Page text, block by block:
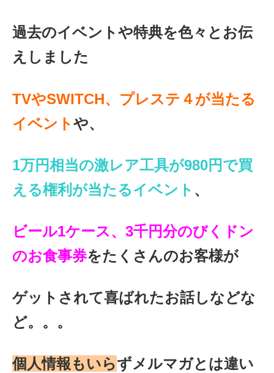
過去のイベントや特典を色々とお伝
えしました
TVやSWITCH、プレステ４が当たる
イベントや、
1万円相当の激レア工具が980円で買
える権利が当たるイベント 、
ビール1ケース、3千円分のびくドン
のお食事券をたくさんのお客様が
ゲットされて喜ばれたお話しなどな
ど。。。
個人情報もいらずメルマガとは違い